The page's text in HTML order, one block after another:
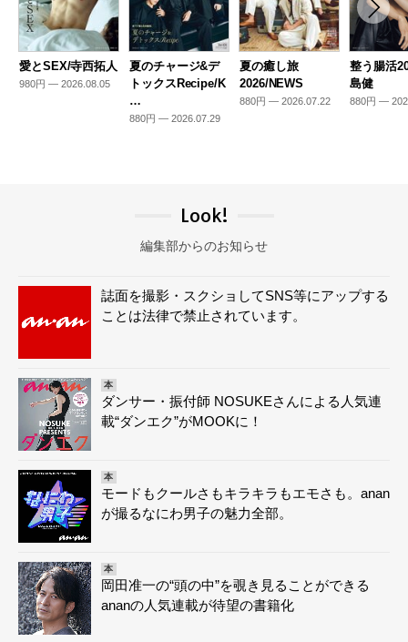
愛とSEX/寺西拓人
980円 — 2026.08.05
夏のチャージ&デ
トックスRecipe/K
…
880円 — 2026.07.29
夏の癒し旅
2026/NEWS
880円 — 2026.07.22
整う腸活
島健
880円 —
Look!
編集部からのお知らせ
誌面を撮影・スクショしてSNS等にアップする
ことは法律で禁止されています。
本
ダンサー・振付師 NOSUKEさんによる人気連
載“ダンエク”がMOOKに！
本
モードもクールさもキラキラもエモさも。anan
が撮るなにわ男子の魅力全部。
本
岡田准一の“頭の中”を覗き見ることができる
ananの人気連載が待望の書籍化